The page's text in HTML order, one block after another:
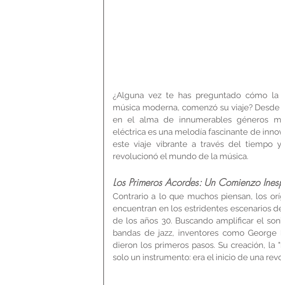
¿Alguna vez te has preguntado cómo
música moderna, comenzó su viaje?
en el alma de innumerables géneros
eléctrica es una melodía fascinante de
este viaje vibrante a través del tiempo
revolucionó el mundo de la música.
Los Primeros Acordes: Un Comienzo
Contrario a lo que muchos piensan, los
encuentran en los estridentes escenarios
de los años 30. Buscando amplificar el
bandas de jazz, inventores como
dieron los primeros pasos. Su creación, la
solo un instrumento: era el inicio de una